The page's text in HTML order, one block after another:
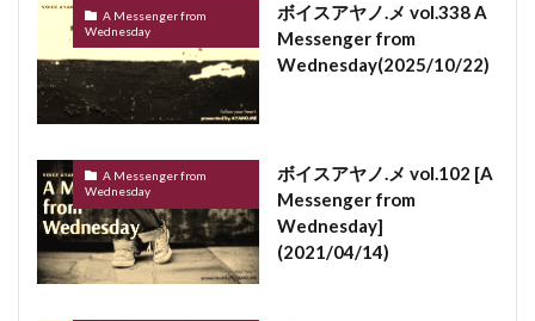
A Messenger from
Wednesday
ボイスアヤノ.メ vol.338 A
Messenger from
Wednesday(2025/10/22)
A Messenger from
Wednesday
ボイスアヤノ.メ vol.102 [A
Messenger from
Wednesday]
(2021/04/14)